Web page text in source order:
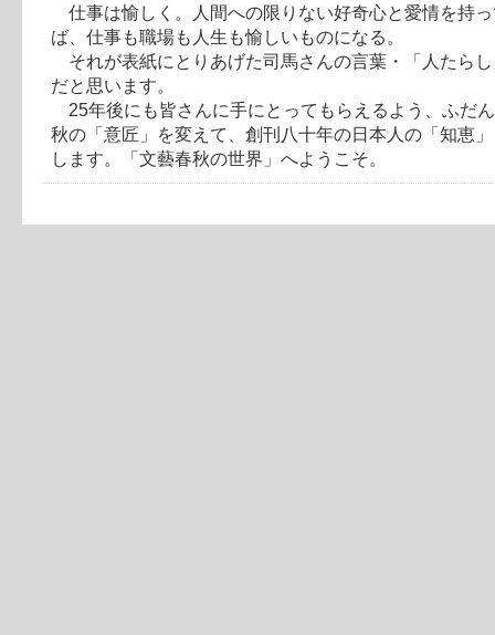
仕事は愉しく。人間への限りない好奇心と愛情を持
ば、仕事も職場も人生も愉しいものになる。
それが表紙にとりあげた司馬さんの言葉・「人たら
だと思います。
25年後にも皆さんに手にとってもらえるよう、ふだ
秋の「意匠」を変えて、創刊八十年の日本人の「知恵
します。「文藝春秋の世界」へようこそ。